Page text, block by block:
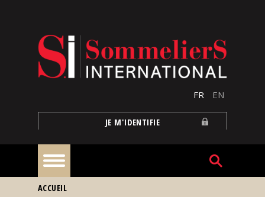
FR EN
JE M'IDENTIFIE
À
VOUS ÊTES ICI
ACCUEIL